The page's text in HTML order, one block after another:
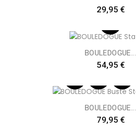
Preis
29,95 €
BOULEDOGUE...
Preis
54,95 €
BOULEDOGUE...
Preis
79,95 €